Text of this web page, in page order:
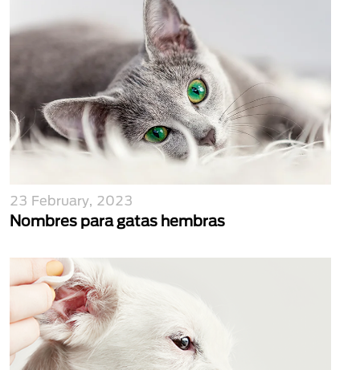
23 February, 2023
Nombres para gatas hembras